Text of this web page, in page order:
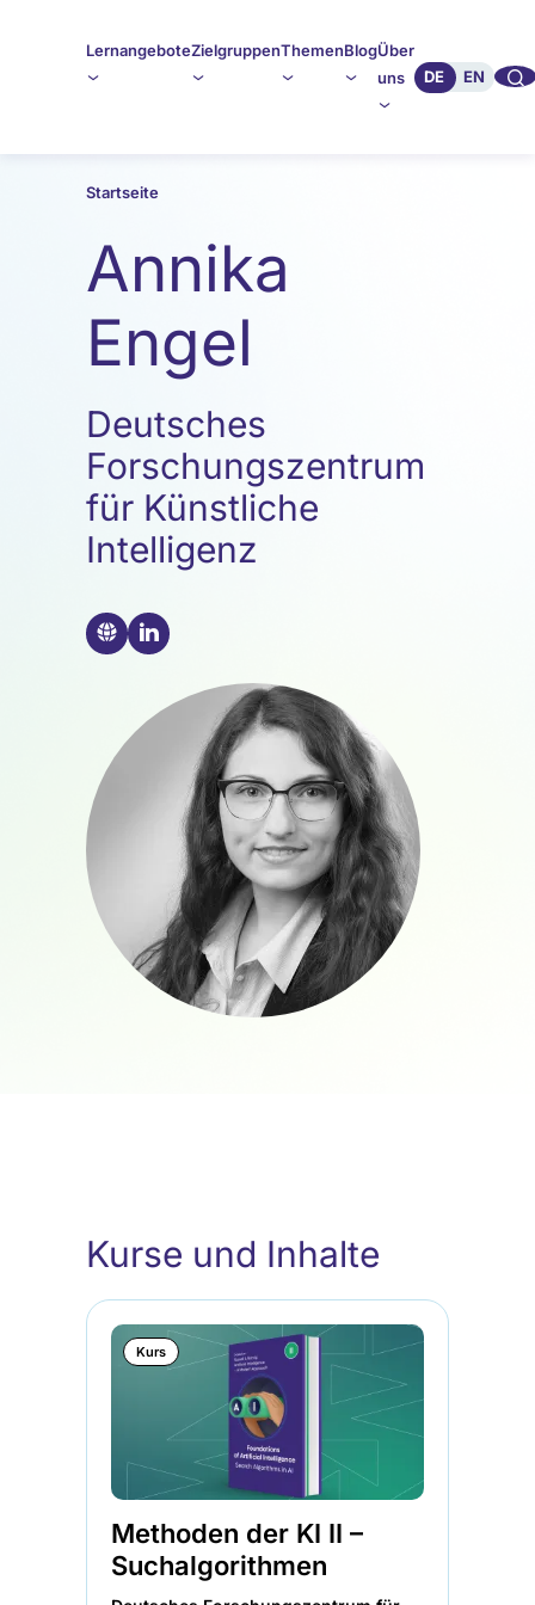
LernangeboteZielgruppenThemenBlogÜber
uns
DE EN 🔍︎︎
Startseite
Annika
Engel
Deutsches
Forschungszentrum
für Künstliche
Intelligenz
🌐 
Kurse und Inhalte
Kurs
Methoden der KI II –
Suchalgorithmen